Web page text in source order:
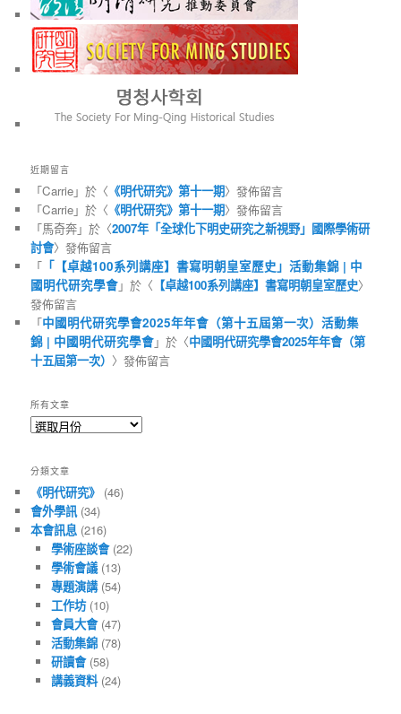
近期留言
「Carrie」於〈 《明代研究》第十一期〉發佈留言
「Carrie」於〈 《明代研究》第十一期〉發佈留言
「馬奇奔」於〈2007年「全球化下明史研究之新視野」國際學術研
討會〉發佈留言
「 「【卓越100系列講座】書寫明朝皇室歷史」活動集錦 | 中
國明代研究學會」於〈 【卓越100系列講座】書寫明朝皇室歷史〉
發佈留言
「中國明代研究學會2025年年會（第十五屆第一次）活動集
錦 | 中國明代研究學會」於〈中國明代研究學會2025年年會（第
十五屆第一次） 〉發佈留言
所有文章
所
章
分類文章
《明代研究》 (46)
會外學訊 (34)
本會訊息 (216)
學術座談會(22)
學術會議(13)
專題演講(54)
工作坊(10)
會員大會(47)
活動集錦(78)
研讀會(58)
講義資料(24)